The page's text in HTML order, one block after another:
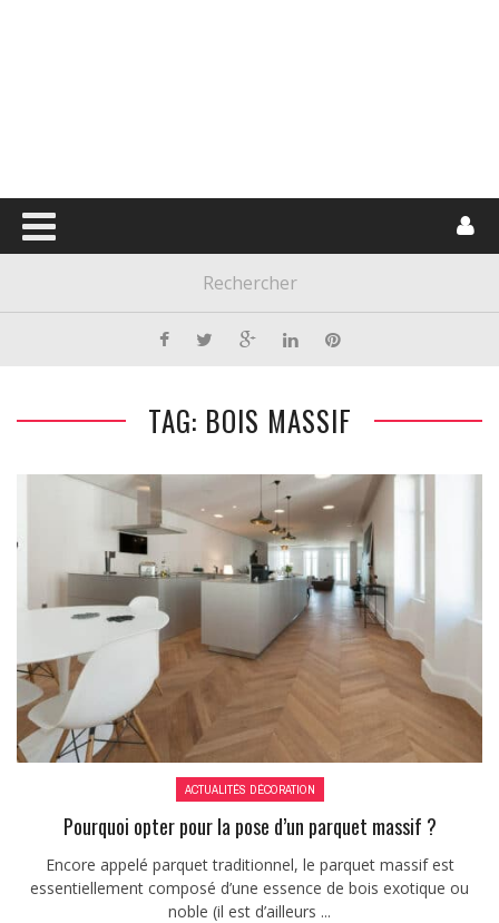
TAG: BOIS MASSIF
ACTUALITÉS DÉCORATION
Pourquoi opter pour la pose d’un parquet massif ?
Encore appelé parquet traditionnel, le parquet massif est
essentiellement composé d’une essence de bois exotique ou
noble (il est d’ailleurs ...